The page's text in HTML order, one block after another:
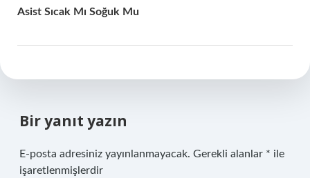
Asist Sıcak Mı Soğuk Mu
Bir yanıt yazın
E-posta adresiniz yayınlanmayacak. Gerekli alanlar * ile
işaretlenmişlerdir